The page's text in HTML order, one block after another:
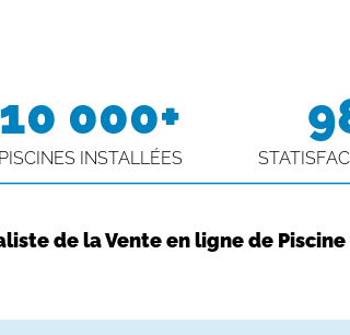
10 000+
PISCINES INSTALLÉES
de la Vente en ligne de